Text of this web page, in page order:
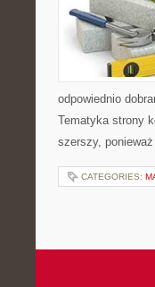
odpowiednio
Tematyka strony
szerszy,
CATEGORIES: